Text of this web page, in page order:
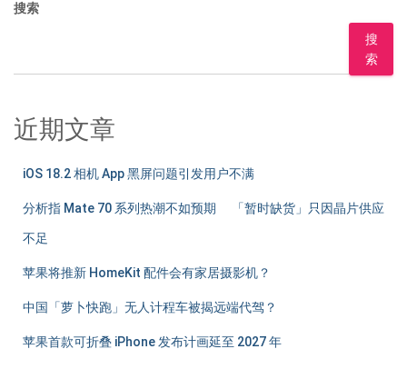
搜索
搜
索
近期文章
iOS 18.2 相机 App 黑屏问题引发用户不满
分析指 Mate 70 系列热潮不如预期 「暂时缺货」只因晶片供应
不足
苹果将推新 HomeKit 配件会有家居摄影机？
中国「萝卜快跑」无人计程车被揭远端代驾？
苹果首款可折叠 iPhone 发布计画延至 2027 年